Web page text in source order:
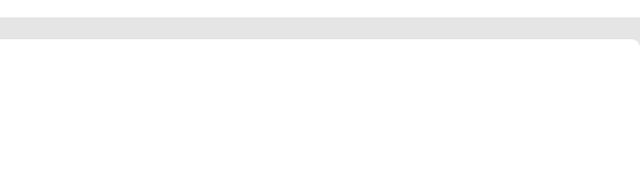
маски мягкими массажными движениями на вымытые шампунем и